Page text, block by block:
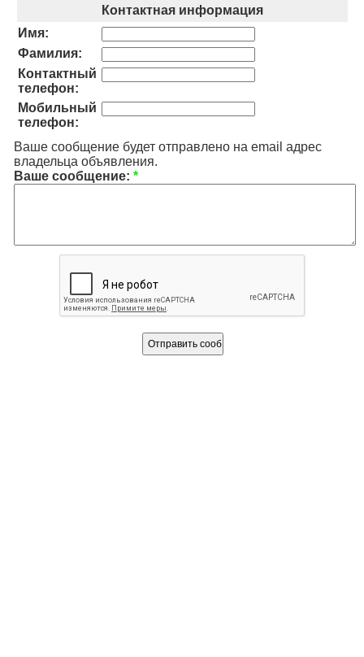
Контактная информация
Имя:
Фамилия:
Контактный
телефон:
Мобильный
телефон:
Ваше сообщение будет отправлено на email адрес
владельца объявления.
Ваше сообщение: *